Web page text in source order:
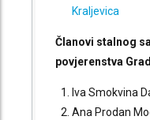
Kraljevica
Članovi stalnog
povjerenstva
Iva Smokvina
Ana Prodan